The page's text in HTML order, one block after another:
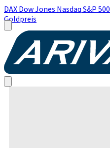
DAX Dow Jones Nasdaq S&P 500
Goldpreis